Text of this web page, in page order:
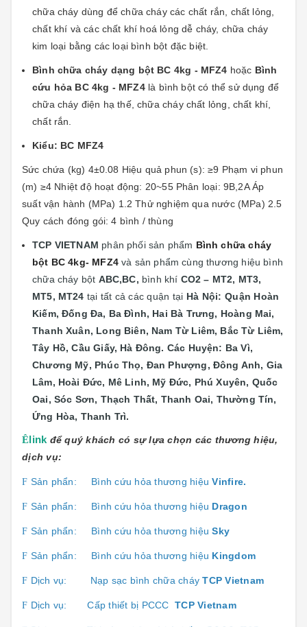
chữa cháy dùng để chữa cháy các chất rắn, chất lỏng,
chất khí và các chất khí hoá lỏng dễ cháy, chữa cháy
kim loại bằng các loại bình bột đặc biệt.
Bình chữa cháy dạng bột BC 4kg - MFZ4 hoặc Bình
cứu hỏa BC 4kg - MFZ4 là bình bột có thể sử dụng để
chữa cháy điện hạ thế, chữa cháy chất lỏng, chất khí,
chất rắn.
Kiểu: BC MFZ4
Sức chứa (kg) 4±0.08 Hiệu quả phun (s): ≥9 Phạm vi phun
(m) ≥4 Nhiệt độ hoạt động: 20~55 Phân loại: 9B,2A Áp
suất vận hành (MPa) 1.2 Thử nghiệm qua nước (MPa) 2.5
Quy cách đóng gói: 4 bình / thùng
TCP VIETNAM phân phối sản phẩm Bình chữa cháy
bột BC 4kg- MFZ4và sản phẩm cùng thương hiệu bình
chữa cháy bột ABC,BC, bình khí CO2 – MT2, MT3,
MT5, MT24 tại tất cả các quận tại Hà Nội: Quận Hoàn
Kiếm, Đống Đa, Ba Đình, Hai Bà Trưng, Hoàng Mai,
Thanh Xuân, Long Biên, Nam Từ Liêm, Bắc Từ Liêm,
Tây Hồ, Cầu Giấy, Hà Đông. Các Huyện: Ba Vì,
Chương Mỹ, Phúc Thọ, Đan Phượng, Đông Anh, Gia
Lâm, Hoài Đức, Mê Linh, Mỹ Đức, Phú Xuyên, Quốc
Oai, Sóc Sơn, Thạch Thất, Thanh Oai, Thường Tín,
Ứng Hòa, Thanh Trì.
Ê link để quý khách có sự lựa chọn các thương hiệu,
dịch vụ:
F Sản phẩn: Bình cứu hỏa thương hiệuVinfire.
F Sản phẩn: Bình cứu hỏa thương hiệu Dragon
F Sản phẩn: Bình cứu hỏa thương hiệuSky
F Sản phẩn: Bình cứu hỏa thương hiệu Kingdom
F Dịch vụ: Nạp sạc bình chữa cháyTCP Vietnam
F Dịch vụ:Cấp thiết bị PCCC TCP Vietnam